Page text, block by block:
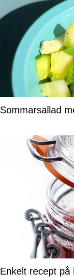
Sommarsallad
Enkelt recept på